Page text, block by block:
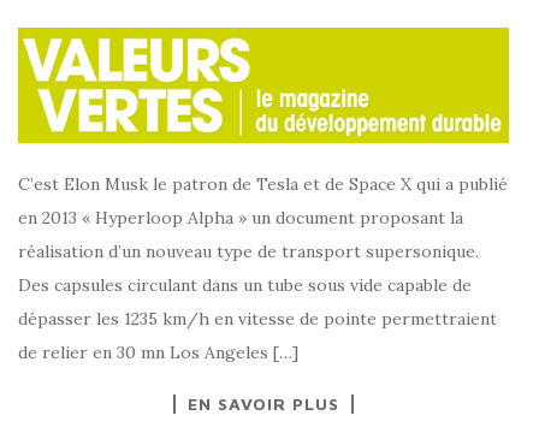
C’est Elon Musk le patron de Tesla et de Space X qui a publié
en 2013 « Hyperloop Alpha » un document proposant la
réalisation d’un nouveau type de transport supersonique.
Des capsules circulant dans un tube sous vide capable de
dépasser les 1235 km/h en vitesse de pointe permettraient
de relier en 30 mn Los Angeles […]
EN SAVOIR PLUS